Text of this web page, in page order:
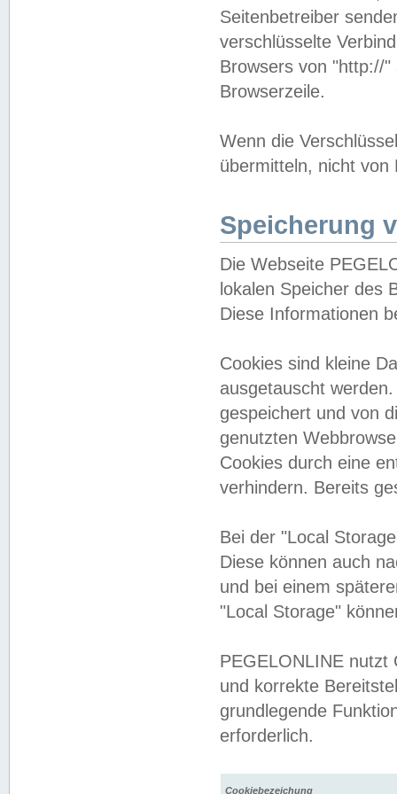
Seitenbetreiber
verschlüsselte
Browsers von "http://
Browserzeile.
Wenn die
übermitteln, nicht von
Speicherung
Die Webseite
lokalen Speicher des
Diese Informationen
Cookies sind kleine
ausgetauscht
gespeichert und von
genutzten
Cookies durch eine
verhindern. Bereits
Bei der "Local
Diese können auch
und bei einem
"Local Storage"
PEGELONLINE nutzt
und korrekte
grundlegende
erforderlich.
Cookiebezeichung